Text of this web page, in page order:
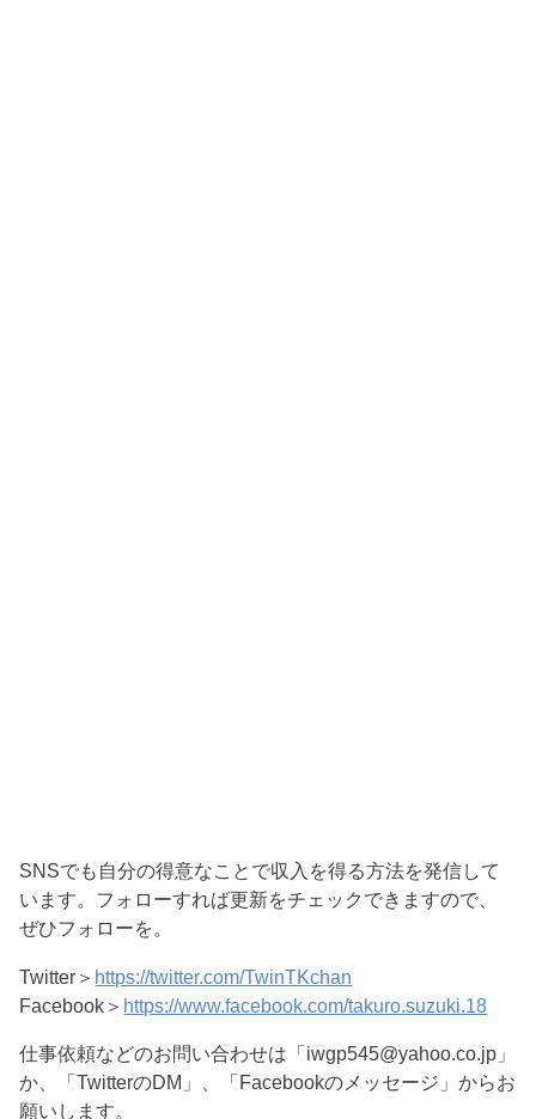
SNSでも自分の得意なことで収入を得る方法を発信して
います。フォローすれば更新をチェックできますので、
ぜひフォローを。
Twitter＞ https://twitter.com/TwinTKchan
Facebook＞ https://www.facebook.com/takuro.suzuki.18
仕事依頼などのお問い合わせは「iwgp545@yahoo.co.jp」
か、「TwitterのDM」、「Facebookのメッセージ」からお
願いします。